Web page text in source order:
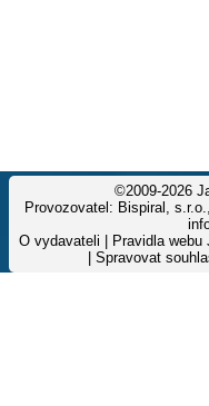
©2009-2026
Provozovatel: Bispiral,
O vydavateli
Pravidla
Spravovat